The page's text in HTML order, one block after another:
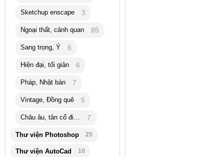
Sketchup enscape 3
Ngoại thất, cảnh quan 85
Sang trọng, Ý 6
Hiện đại, tối giản 6
Pháp, Nhật bản 7
Vintage, Đồng quê 5
Châu âu, tân cổ điển 7
Thư viện Photoshop 25
Thư viện AutoCad 10